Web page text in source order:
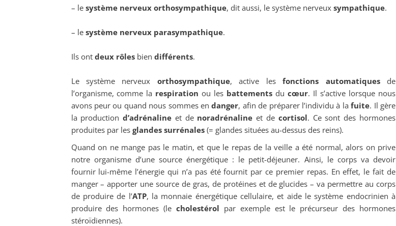
– le système nerveux orthosympathique, dit aussi, le système nerveux sympathique.
– le système nerveux parasympathique.
Ils ont deux rôlesbien différents.
Le système nerveux orthosympathique, active lesfonctions automatiquesde
l’organisme, comme la respiration ou les battements ducœur. Il s’active lorsque nous
avons peur ou quand nous sommes endanger, afin de préparer l’individu à lafuite. Il gère
la productiond’adrénaline et de noradrénalineet de cortisol. Ce sont des hormones
produites par les glandes surrénales(= glandes situées au-dessus des reins).
Quand on ne mange pas le matin, et que le repas de la veille a été normal, alors on prive
notre organisme d’une source énergétique : le petit-déjeuner. Ainsi, le corps va devoir
fournir lui-même l’énergie qui n’a pas été fournit par ce premier repas. En effet, le fait de
manger – apporter une source de gras, de protéines et de glucides – va permettre au corps
de produire de l’ATP, la monnaie énergétique cellulaire, et aide le système endocrinien à
produire des hormones (le cholestérol par exemple est le précurseur des hormones
stéroïdiennes).